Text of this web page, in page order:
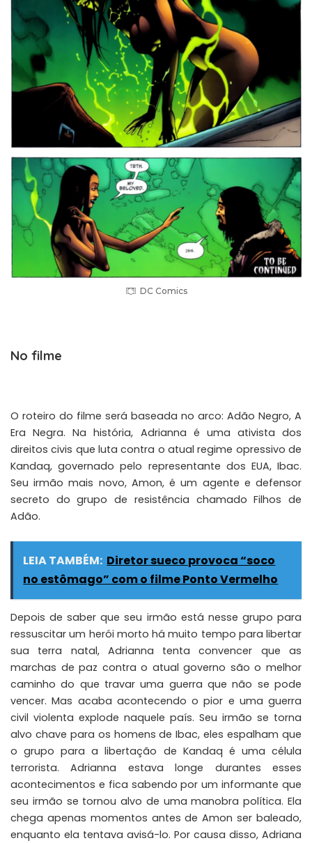
DC Comics
No filme
O roteiro do filme será baseada no arco: Adão Negro, A
Era Negra. Na história, Adrianna é uma ativista dos
direitos civis que luta contra o atual regime opressivo de
Kandaq, governado pelo representante dos EUA, Ibac.
Seu irmão mais novo, Amon, é um agente e defensor
secreto do grupo de resistência chamado Filhos de
Adão.
LEIA TAMBÉM: Diretor sueco provoca “soco
no estômago” com o filme Ponto Vermelho
Depois de saber que seu irmão está nesse grupo para
ressuscitar um herói morto há muito tempo para libertar
sua terra natal, Adrianna tenta convencer que as
marchas de paz contra o atual governo são o melhor
caminho do que travar uma guerra que não se pode
vencer. Mas acaba acontecendo o pior e uma guerra
civil violenta explode naquele país. Seu irmão se torna
alvo chave para os homens de Ibac, eles espalham que
o grupo para a libertação de Kandaq é uma célula
terrorista. Adrianna estava longe durantes esses
acontecimentos e fica sabendo por um informante que
seu irmão se tornou alvo de uma manobra política. Ela
chega apenas momentos antes de Amon ser baleado,
enquanto ela tentava avisá-lo. Por causa disso, Adriana